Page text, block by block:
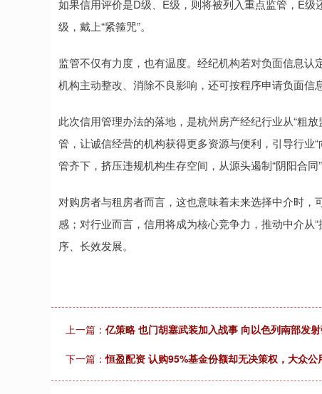
如果信用评价是D级、E级，则将被列入重点监管，E
级，戴上“紧箍咒”。
监管不仅有力度，也有温度。经纪机构若对负面信息
机构主动整改、消除不良影响，还可按程序申请负面信
此次信用管理办法的落地，是杭州房产经纪行业从“粗
管，让诚信经营的机构获得更多资源与便利，引导行业
管齐下，挤压违规机构生存空间，从源头遏制“阴阳合同
对购房者与租房者而言，这也意味着未来选择中介时，
感；对行业而言，信用将成为核心竞争力，推动中介从
序、长效发展。
上一篇： 亿策略 也门胡塞武装加入战事 向以色列南部发
下一篇：恒盈配资 认购95%基金份额却无决策权，大众